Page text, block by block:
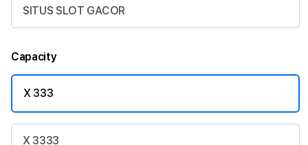
SITUS SLOT GACOR
Capacity
X 333
X 3333